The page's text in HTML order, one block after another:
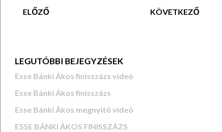
ELŐZŐ KÖVETKEZŐ
LEGUTÓBBI BEJEGYZÉSEK
Esse Bánki Ákos finisszázs videó
Esse Bánki Ákos finisszázs
Esse Bánki Ákos megnyitó videó
ESSE BÁNKI ÁKOS FINISSZÁZS